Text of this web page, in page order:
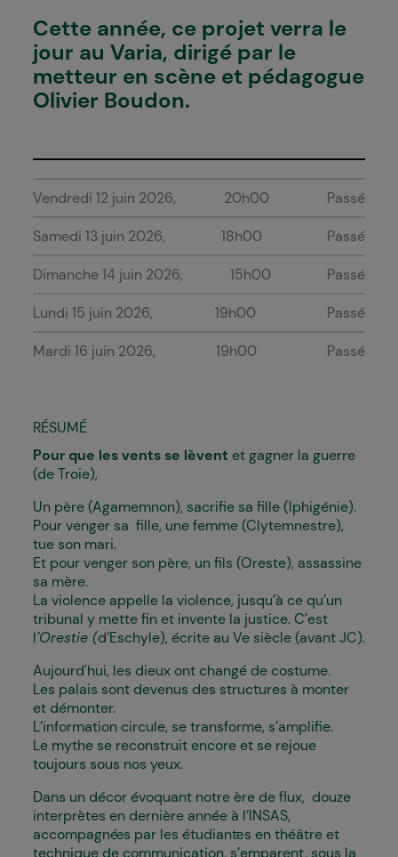
Cette année, ce projet verra le
jour au Varia, dirigé par le
metteur en scène et pédagogue
Olivier Boudon.
Vendredi 12 juin 2026 20h00 Passé
Samedi 13 juin 2026 18h00 Passé
Dimanche 14 juin 2026 15h00 Passé
Lundi 15 juin 2026 19h00 Passé
Mardi 16 juin 2026 19h00 Passé
RÉSUMÉ
Pour que les vents se lèvent et gagner la guerre
(de Troie),
Un père (Agamemnon), sacrifie sa fille (Iphigénie).
Pour venger sa fille, une femme (Clytemnestre),
tue son mari.
Et pour venger son père, un fils (Oreste), assassine
sa mère.
La violence appelle la violence, jusqu’à ce qu’un
tribunal y mette fin et invente la justice. C’est
l’Orestie (d’Eschyle), écrite au Ve siècle (avant JC).
Aujourd'hui, les dieux ont changé de costume.
Les palais sont devenus des structures à monter
et démonter.
L’information circule, se transforme, s’amplifie.
Le mythe se reconstruit encore et se rejoue
toujours sous nos yeux.
Dans un décor évoquant notre ère de flux, douze
interprètes en dernière année à l’INSAS,
accompagné·es par les étudiant·es en théâtre et
technique de communication, s’emparent, sous la